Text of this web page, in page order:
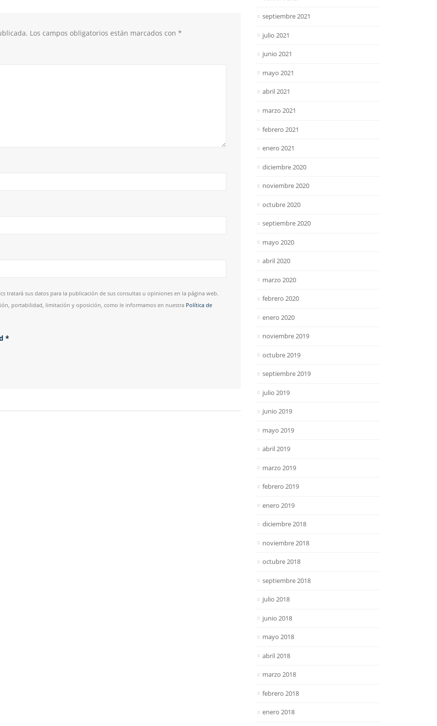
Los campos obligatorios están marcados con *
tratará sus datos para la publicación de sus consultas u opiniones en la página web.
portabilidad, limitación y oposición, como le informamos en nuestra Política de
*
septiembre 2021
julio 2021
junio 2021
mayo 2021
abril 2021
marzo 2021
febrero 2021
enero 2021
diciembre 2020
noviembre 2020
octubre 2020
septiembre 2020
mayo 2020
abril 2020
marzo 2020
febrero 2020
enero 2020
noviembre 2019
octubre 2019
septiembre 2019
julio 2019
junio 2019
mayo 2019
abril 2019
marzo 2019
febrero 2019
enero 2019
diciembre 2018
noviembre 2018
octubre 2018
septiembre 2018
julio 2018
junio 2018
mayo 2018
abril 2018
marzo 2018
febrero 2018
enero 2018